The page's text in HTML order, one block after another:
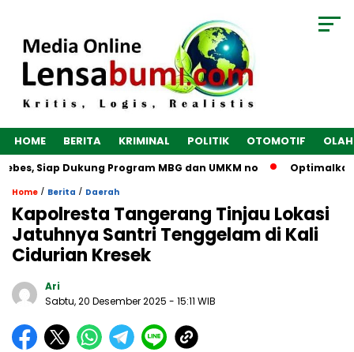
HOME BERITA KRIMINAL POLITIK OTOMOTIF
Dukung Program MBG dan UMKM no Optimalkan
Home / Berita / Daerah
Kapolresta Tangerang Tinjau Lokasi
Jatuhnya Santri Tenggelam di Kali
Cidurian Kresek
Ari
Sabtu, 20 Desember 2025 - 15:11 WIB